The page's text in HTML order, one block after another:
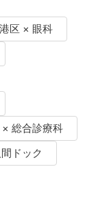
港区 × 眼科
総合診療科
ドック